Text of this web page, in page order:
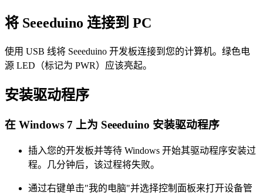
将 Seeeduino 连接到 PC
使用 USB 线将 Seeeduino 开发板连接到您的计算机。绿色电
源 LED（标记为 PWR）应该亮起。
安装驱动程序
在 Windows 7 上为 Seeeduino 安装驱动程序
插入您的开发板并等待 Windows 开始其驱动程序安装过
程。几分钟后，该过程将失败。
通过右键单击"我的电脑"并选择控制面板来打开设备管